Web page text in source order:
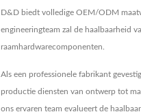
D&D biedt volledige OEM/ODM
engineeringteam zal de haalbaarheid
raamhardwarecomponenten.
Als een professionele fabrikant
productie diensten van ontwerp tot
ons ervaren team evalueert de